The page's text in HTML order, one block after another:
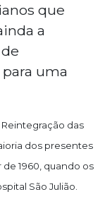
que
a
uma
das
dos presentes
1960, quando os
São Julião.